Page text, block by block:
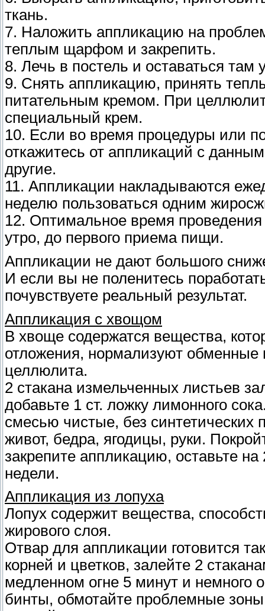
ткань.
7. Наложить аппликацию на
теплым щарфом и закрепить.
8. Лечь в постель и оставаться там
9. Снять аппликацию, принять
питательным кремом. При
специальный крем.
10. Если во время процедуры или
откажитесь от аппликаций с
другие.
11. Аппликации накладываются
неделю пользоваться одним
12. Оптимальное время
утро, до первого приема пищи.
Аппликации не дают большого
И если вы не поленитесь
почувствуете реальный результат.
Аппликация с хвощом
В хвоще содержатся вещества,
отложения, нормализуют обменные
целлюлита.
2 стакана измельченных листьев
добавьте 1 ст. ложку лимонного
смесью чистые, без синтетических
живот, бедра, ягодицы, руки.
закрепите аппликацию, оставьте
недели.
Аппликация из лопуха
Лопух содержит вещества,
жирового слоя.
Отвар для аппликации готовится
корней и цветков, залейте 2
медленном огне 5 минут и немного
бинты, обмотайте проблемные